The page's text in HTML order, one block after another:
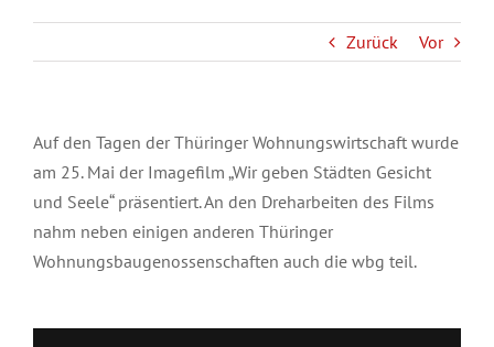
Zurück Vor
Auf den Tagen der Thüringer Wohnungswirtschaft wurde
am 25. Mai der Imagefilm „Wir geben Städten Gesicht
und Seele“ präsentiert. An den Dreharbeiten des Films
nahm neben einigen anderen Thüringer
Wohnungsbaugenossenschaften auch die wbg teil.